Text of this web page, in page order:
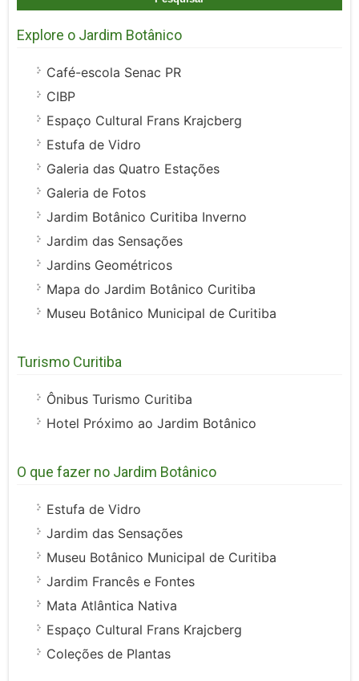
Explore o Jardim Botânico
Café-escola Senac PR
CIBP
Espaço Cultural Frans Krajcberg
Estufa de Vidro
Galeria das Quatro Estações
Galeria de Fotos
Jardim Botânico Curitiba Inverno
Jardim das Sensações
Jardins Geométricos
Mapa do Jardim Botânico Curitiba
Museu Botânico Municipal de Curitiba
Turismo Curitiba
Ônibus Turismo Curitiba
Hotel Próximo ao Jardim Botânico
O que fazer no Jardim Botânico
Estufa de Vidro
Jardim das Sensações
Museu Botânico Municipal de Curitiba
Jardim Francês e Fontes
Mata Atlântica Nativa
Espaço Cultural Frans Krajcberg
Coleções de Plantas